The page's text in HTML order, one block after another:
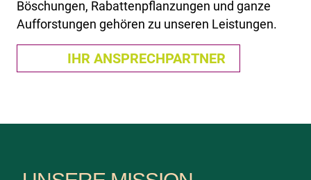
Böschungen, Rabattenpflanzungen und ganze
Aufforstungen gehören zu unseren Leistungen.
IHR ANSPRECHPARTNER